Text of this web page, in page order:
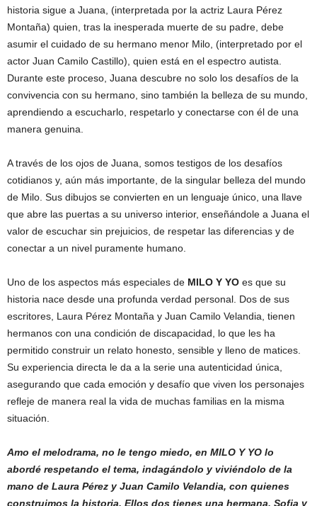
historia sigue a Juana, (interpretada por la actriz Laura Pérez
Montaña) quien, tras la inesperada muerte de su padre, debe
asumir el cuidado de su hermano menor Milo, (interpretado por el
actor Juan Camilo Castillo), quien está en el espectro autista.
Durante este proceso, Juana descubre no solo los desafíos de la
convivencia con su hermano, sino también la belleza de su mundo,
aprendiendo a escucharlo, respetarlo y conectarse con él de una
manera genuina.
A través de los ojos de Juana, somos testigos de los desafíos
cotidianos y, aún más importante, de la singular belleza del mundo
de Milo. Sus dibujos se convierten en un lenguaje único, una llave
que abre las puertas a su universo interior, enseñándole a Juana el
valor de escuchar sin prejuicios, de respetar las diferencias y de
conectar a un nivel puramente humano.
Uno de los aspectos más especiales de MILO Y YO es que su
historia nace desde una profunda verdad personal. Dos de sus
escritores, Laura Pérez Montaña y Juan Camilo Velandia, tienen
hermanos con una condición de discapacidad, lo que les ha
permitido construir un relato honesto, sensible y lleno de matices.
Su experiencia directa le da a la serie una autenticidad única,
asegurando que cada emoción y desafío que viven los personajes
refleje de manera real la vida de muchas familias en la misma
situación.
Amo el melodrama, no le tengo miedo, en MILO Y YO lo
abordé respetando el tema, indagándolo y viviéndolo de la
mano de Laura Pérez y Juan Camilo Velandia, con quienes
construimos la historia. Ellos dos tienes una hermana, Sofia y